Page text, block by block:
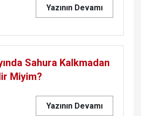
Yazının Devamı
Sahura Kalkmadan
Miyim?
Yazının Devamı